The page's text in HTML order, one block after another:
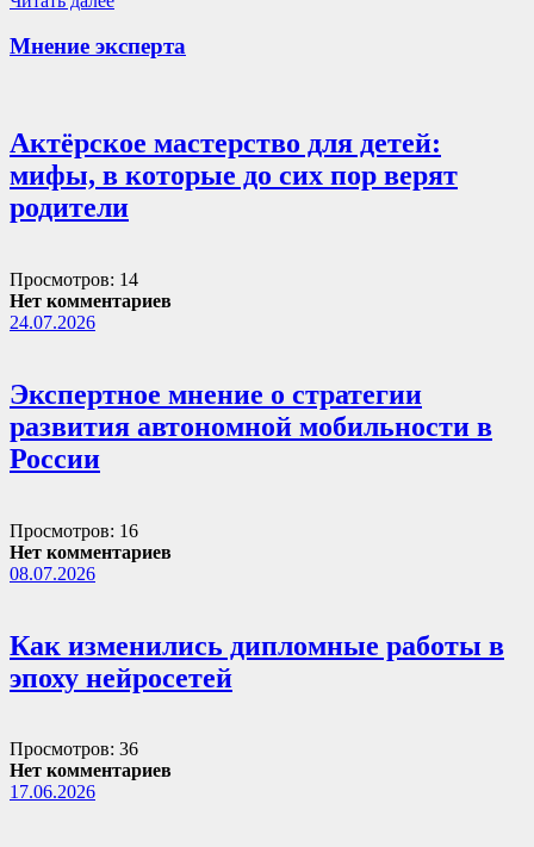
Мнение эксперта
Актёрское мастерство для детей:
мифы, в которые до сих пор верят
родители
Просмотров: 14
Нет комментариев
24.07.2026
Экспертное мнение о стратегии
развития автономной мобильности в
России
Просмотров: 16
Нет комментариев
08.07.2026
Как изменились дипломные работы в
эпоху нейросетей
Просмотров: 36
Нет комментариев
17.06.2026